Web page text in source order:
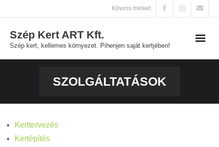
to
content
Kövess minket
Szép Kert ART Kft.
Szép kert, kellemes környezet. Pihenjen saját kertjében!
Kapcsolat
SZOLGÁLTATÁSOK
Kerttervezés
Kertépítés